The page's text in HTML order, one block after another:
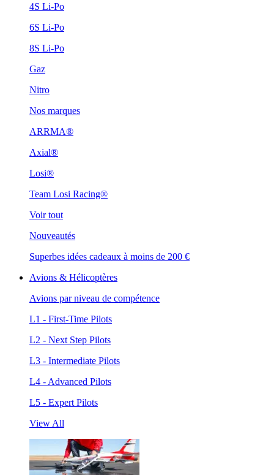
4S Li-Po
6S Li-Po
8S Li-Po
Gaz
Nitro
Nos marques
ARRMA®
Axial®
Losi®
Team Losi Racing®
Voir tout
Nouveautés
Superbes idées cadeaux à moins de 200 €
Avions & Hélicoptères
Avions par niveau de compétence
L1 - First-Time Pilots
L2 - Next Step Pilots
L3 - Intermediate Pilots
L4 - Advanced Pilots
L5 - Expert Pilots
View All